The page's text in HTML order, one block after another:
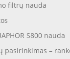
filtrų nauda
S800 nauda
pasirinkimas –